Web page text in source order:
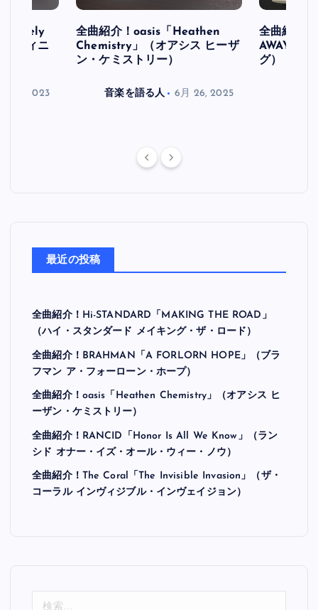
フィニ
30, 2023
全曲紹介！oasis「Heathen
Chemistry」（オアシス ヒーザ
ン・ケミストリー）
音楽を語る人 6月 26, 2025
全曲紹介
AWAY」
グ）
最近の投稿
全曲紹介！Hi-STANDARD「MAKING THE ROAD」
（ハイ・スタンダード メイキング・ザ・ロード）
全曲紹介！BRAHMAN「A FORLORN HOPE」（ブラ
フマン ア・フォーローン・ホープ）
全曲紹介！oasis「Heathen Chemistry」（オアシス ヒ
ーザン・ケミストリー）
全曲紹介！RANCID「Honor Is All We Know」（ラン
シド オナー・イズ・オール・ウィー・ノウ）
全曲紹介！The Coral「The Invisible Invasion」（ザ・
コーラル インヴィジブル・インヴェイジョン）